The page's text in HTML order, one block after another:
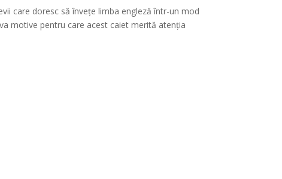
care doresc să învețe limba engleză într-un mod
motive pentru care acest caiet merită atenția